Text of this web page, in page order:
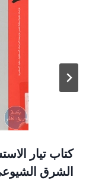
كتاب تيار
الشرق